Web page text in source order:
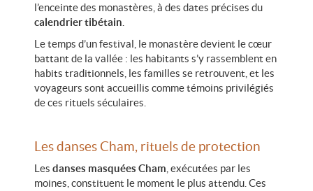
l’enceinte des monastères, à des dates précises du
calendrier tibétain
Le temps d’un festival, le monastère devient le cœur
battant de la vallée : les habitants s’y rassemblent en
habits traditionnels, les familles se retrouvent, et les
voyageurs sont accueillis comme témoins privilégiés
de ces rituels séculaires.
Les danses Cham, rituels de protection
Les danses masquées Cham, exécutées par les
moines, constituent le moment le plus attendu. Ces